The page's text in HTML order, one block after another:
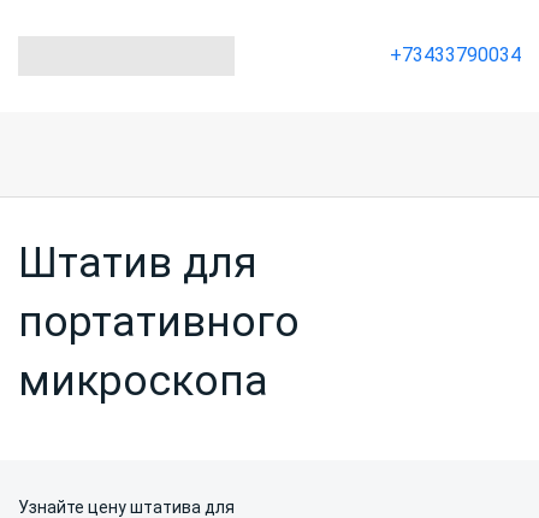
+73433790034
Штатив для
портативного
микроскопа
Узнайте цену штатива для